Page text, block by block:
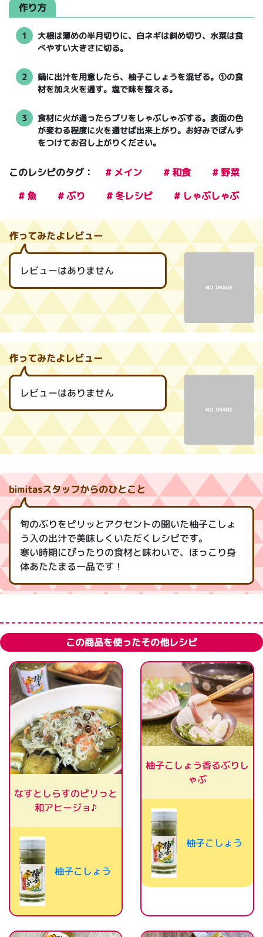
作り方
1
大根は薄めの半月切りに、白ネギは斜め切り、水菜は食
べやすい大きさに切る。
2
鍋に出汁を用意したら、柚子こしょうを混ぜる。①の食
材を加え火を通す。塩で味を整える。
3
食材に火が通ったらブリをしゃぶしゃぶする。表面の色
が変わる程度に火を通せば出来上がり。お好みでぽんず
をつけてお召し上がりください。
このレシピのタグ： # メイン # 和食
# 野菜
# 魚
# ぶり # 冬レシピ # しゃぶしゃぶ
作ってみたよレビュー
レビューはありません
作ってみたよレビュー
レビューはありません
bimitasスタッフからのひとこと
旬のぶりをピリッとアクセントの聞いた柚子こしょ
う入の出汁で美味しくいただくレシピです。
寒い時期にぴったりの食材と味わいで、ほっこり身
体あたたまる一品です！
この商品を使ったその他レシピ
なすとしらすのピリっと
和アヒージョ♪
柚子こしょう
柚子こしょう香るぶりし
ゃぶ
柚子こしょう